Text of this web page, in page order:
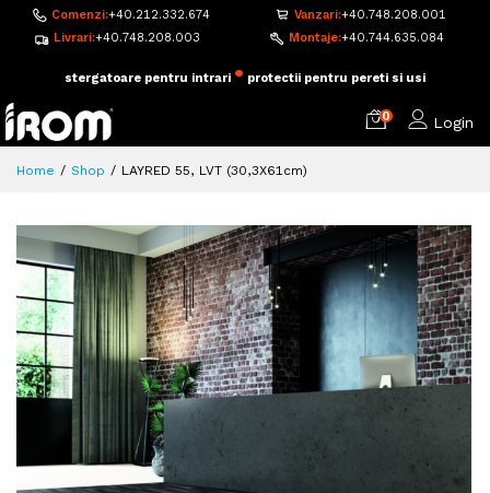
Comenzi:+40.212.332.674 Vanzari:+40.748.208.001
Livrari:+40.748.208.003 Montaje:+40.744.635.084
adezivi si accesorii pentru montaj•pardoseala flotanta
0 Login
Home Shop LAYRED 55, LVT (30,3X61cm)